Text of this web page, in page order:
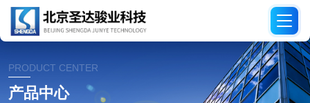
PRODUCT CENTER
产品中心